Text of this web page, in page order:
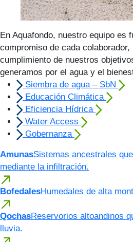
En Aquafondo, nuestro equipo es
compromiso de cada
cumplimiento de nuestros
generamos por el agua y el
Siembra de agua – SbN
Educación Climática
Eficiencia Hídrica
Water Access
Gobernanza
AmunasSistemas ancestrales
mediante la infiltración.
BofedalesHumedales de alta
QochasReservorios altoandinos
lluvia.